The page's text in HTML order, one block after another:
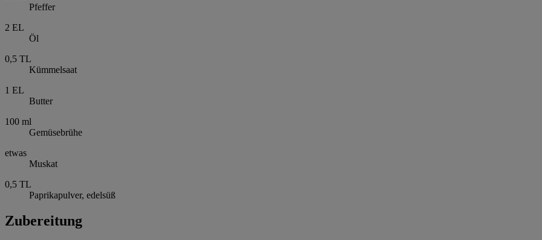
Pfeffer
2 EL
Öl
0,5 TL
Kümmelsaat
1 EL
Butter
100 ml
Gemüsebrühe
etwas
Muskat
0,5 TL
Paprikapulver, edelsüß
Zubereitung